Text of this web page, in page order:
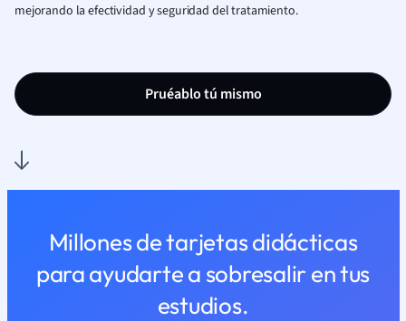
mejorando la efectividad y seguridad del tratamiento.
Pruéablo tú mismo
Millones de tarjetas didácticas
para ayudarte a sobresalir en tus
estudios.